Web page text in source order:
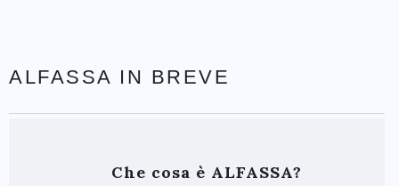
ALFASSA IN BREVE
Che cosa è ALFASSA?